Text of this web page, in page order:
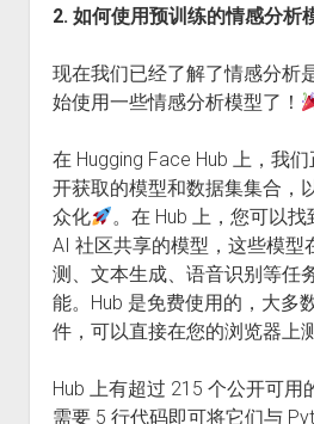
2. 如何使用预训练的情感分析
现在我们已经了解了情感分析
始使用一些情感分析模型了！
在 Hugging Face Hub 上，我
开获取的模型和数据集集合，
众化
。在 Hub 上，您可以
AI 社区共享的模型，这些模型
测、文本生成、语音识别等任
能。Hub 是免费使用的，大多
件，可以直接在您的浏览器上
Hub 上有超过 215 个公开可用
需要 5 行代码即可将它们与